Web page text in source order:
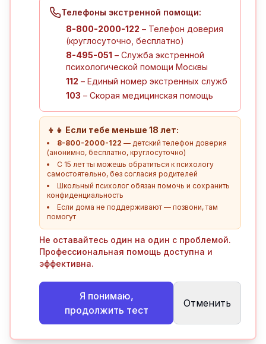
Телефоны экстренной помощи:
8-800-2000-122 – Телефон доверия
(круглосуточно, бесплатно)
8-495-051 – Служба экстренной
психологической помощи Москвы
112 – Единый номер экстренных служб
103 – Скорая медицинская помощь
👦👧 Если тебе меньше 18 лет:
8-800-2000-122 — детский телефон доверия
(анонимно, бесплатно, круглосуточно)
С 15 лет ты можешь обратиться к психологу
самостоятельно, без согласия родителей
Школьный психолог обязан помочь и сохранить
конфиденциальность
Если дома не поддерживают — позвони, там
помогут
Не оставайтесь один на один с проблемой.
Профессиональная помощь доступна и
эффективна.
Я понимаю,
продолжить тест
Отменить